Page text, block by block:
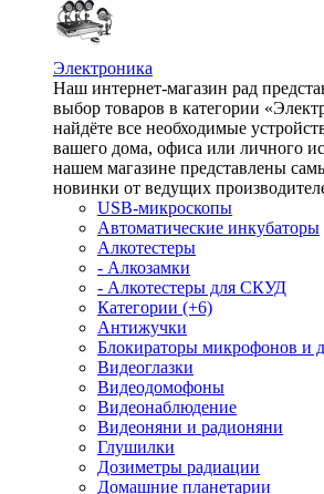
Электроника
Наш интернет-магазин рад
выбор товаров в категории
найдёте все необходимые
вашего дома, офиса или личного
нашем магазине представлены
новинки от ведущих
USB-микроскопы
Автоматические инкубаторы
Алкотестеры
- Алкозамки
- Алкотестеры для СКУД
Категории (+6)
Антижучки
Блокираторы микрофонов и
Видеоглазки
Видеодомофоны
Видеонаблюдение
Видеоняни и радионяни
Глушилки
Дозиметры радиации
Домашние планетарии